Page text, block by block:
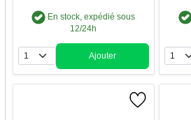
En stock, expédié sous
12/24h
Quantité
Ajouter